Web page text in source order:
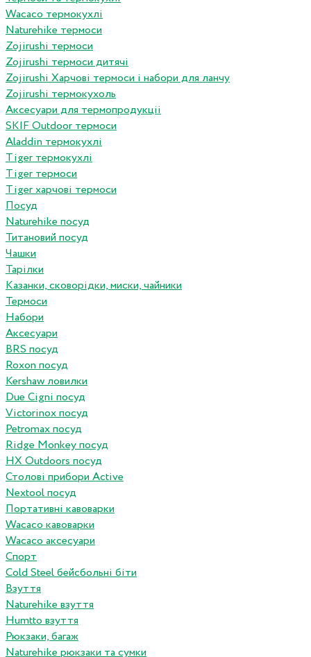
Wacaco термокухлі
Naturehike термоси
Zojirushi термоси
Zojirushi термоси дитячі
Zojirushi Харчові термоси і набори для ланчу
Zojirushi термокухоль
Аксесуари для термопродукціі
SKIF Outdoor термоси
Aladdin термокухлі
Tiger термокухлі
Tiger термоси
Tiger харчові термоси
Посуд
Naturehike посуд
Титановий посуд
Чашки
Тарілки
Казанки, сковорідки, миски, чайники
Термоси
Набори
Аксесуари
BRS посуд
Roxon посуд
Kershaw ловилки
Due Cigni посуд
Victorinox посуд
Petromax посуд
Ridge Monkey посуд
HX Outdoors посуд
Столові прибори Active
Nextool посуд
Портативні кавоварки
Wacaco кавоварки
Wacaco аксесуари
Спорт
Cold Steel бейсбольні біти
Взуття
Naturehike взуття
Humtto взуття
Рюкзаки, багаж
Naturehike рюкзаки та сумки